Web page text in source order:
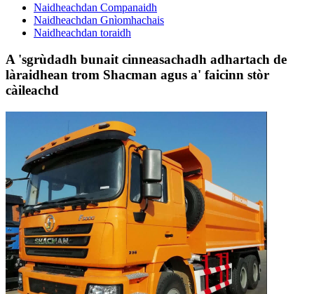
Naidheachdan Companaidh
Naidheachdan Gnìomhachais
Naidheachdan toraidh
A 'sgrùdadh bunait cinneasachadh adhartach de
làraidhean trom Shacman agus a' faicinn stòr
càileachd